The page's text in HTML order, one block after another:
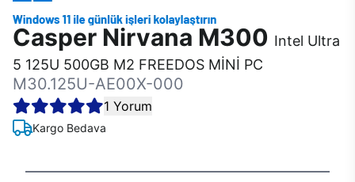
Casper Nirvana M300 Intel Ultra
5 125U 500GB M2 FREEDOS MİNİ PC
M30.125U-AE00X-000
1 Yorum
Kargo Bedava